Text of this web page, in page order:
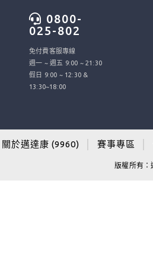
0800-
025-802
免付費客服專線
週一 ~ 週五 9:00 ~ 21:30
假日 9:00 ~ 12:30 &
13:30~18:00
關於邁達康 (9960) 賽事專區
版權所有